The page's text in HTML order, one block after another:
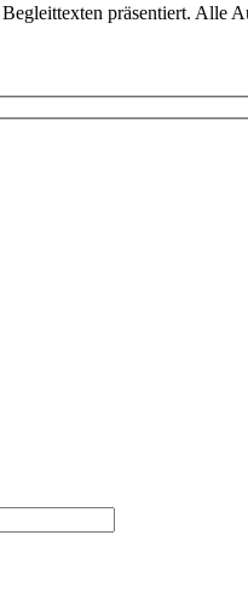
präsentiert. Alle